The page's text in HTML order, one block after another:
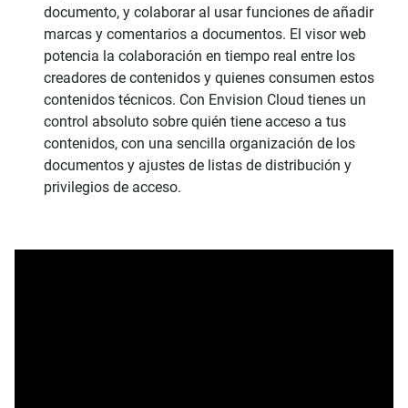
documento, y colaborar al usar funciones de añadir
marcas y comentarios a documentos. El visor web
potencia la colaboración en tiempo real entre los
creadores de contenidos y quienes consumen estos
contenidos técnicos. Con Envision Cloud tienes un
control absoluto sobre quién tiene acceso a tus
contenidos, con una sencilla organización de los
documentos y ajustes de listas de distribución y
privilegios de acceso.